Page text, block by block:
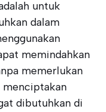
untuk
dalam
memindahkan
memerlukan
menciptakan
dibutuhkan di